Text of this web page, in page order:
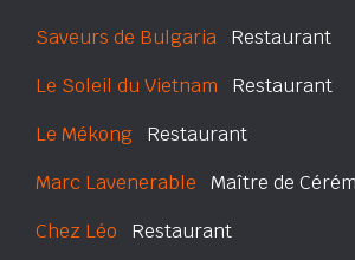
Saveurs de Bulgaria Restaurant
Le Soleil du Vietnam Restaurant
Le Mékong Restaurant
Marc Lavenerable Maître de
Chez Léo Restaurant